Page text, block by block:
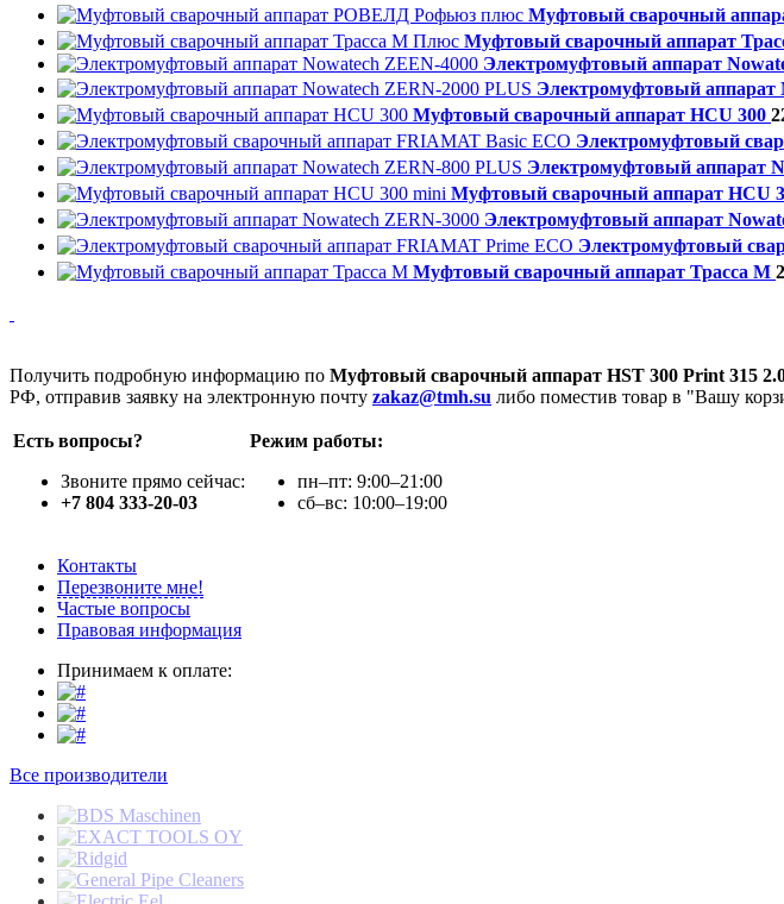
Муфтовый сварочный
Муфтовый сварочный аппарат
Электромуфтовый аппарат
Электромуфтовый аппарат
Муфтовый сварочный аппарат HCU 300
Электромуфтовый
Электромуфтовый аппарат
Муфтовый сварочный аппарат HCU
Электромуфтовый аппарат
Электромуфтовый
Муфтовый сварочный аппарат Трасса М
Получить подробную информацию по Муфтовый сварочный аппарат HST 300 Print 315
РФ, отправив заявку на электронную почту zakaz@tmh.su либо поместив товар в "Вашу
Есть вопросы?
Звоните прямо сейчас:
+7 804 333-20-03
Режим работы:
пн–пт: 9:00–21:00
сб–вс: 10:00–19:00
Контакты
Перезвоните мне!
Частые вопросы
Правовая информация
Принимаем к оплате:
Все производители